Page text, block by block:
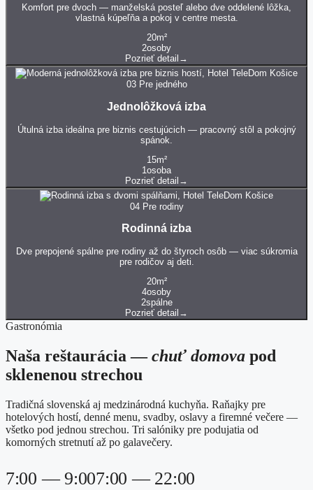
Komfort pre dvoch — manželská posteľ alebo dve oddelené lôžka,
vlastná kúpeľňa a pokoj v centre mesta.
20m²
2osoby
Pozrieť detail →
03 Pre jedného
Jednolôžková izba
Útulná izba ideálna pre biznis cestujúcich — pracovný stôl a pokojný
spánok.
15m²
1 osoba
Pozrieť detail →
04 Pre rodiny
Rodinná izba
Dve prepojené spálne pre rodiny až do štyroch osôb — viac súkromia
pre rodičov aj deti.
20m²
4osoby
2spálne
Pozrieť detail →
Gastronómia
Naša reštaurácia —chuť domova pod
sklenenou strechou
Tradičná slovenská aj medzinárodná kuchyňa. Raňajky pre
hotelových hostí, denné menu, svadby, oslavy a firemné večere —
všetko pod jednou strechou. Tri salóniky pre podujatia od
komorných stretnutí až po galavečery.
7:00 — 9:007:00 — 22:00